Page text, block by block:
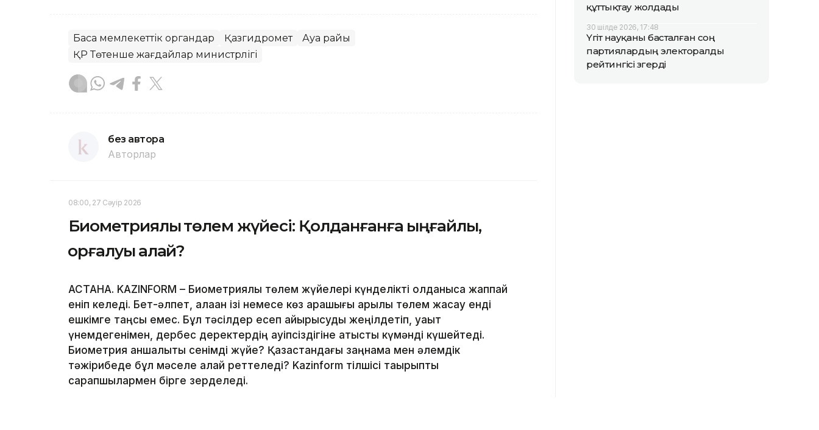
Басқа мемлекеттік органдар Қазгидромет
Ауа райы
ҚР Төтенше жағдайлар министрлігі
без автора
Авторлар
08:00, 27 Сәуір 2026
Биометриялық төлем жүйесі: Қолданғанға ыңғайлы,
қорғалуы қалай?
АСТАНА. KAZINFORM – Биометриялық төлем жүйелері күнделікті қолданысқа жаппай
еніп келеді. Бет-әлпет, алақан ізі немесе көз қарашығы арқылы төлем жасау енді
ешкімге таңсық емес. Бұл тәсілдер есеп айырысуды жеңілдетіп, уақыт
үнемдегенімен, дербес деректердің қауіпсіздігіне қатысты күмәнді күшейтеді.
Биометрия қаншалықты сенімді жүйе? Қазақстандағы заңнама мен әлемдік
тәжірибеде бұл мәселе қалай реттеледі? Kazinform тілшісі тақырыпты
сарапшылармен бірге зерделеді.
құттықтау жолдады
30 шілде 2026, 17:48
Үгіт науқаны басталған соң
партиялардың электоралды
рейтингісі өзгерді